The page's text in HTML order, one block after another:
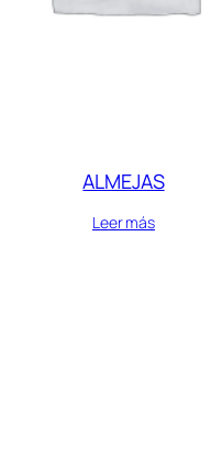
ALMEJAS
Leer más